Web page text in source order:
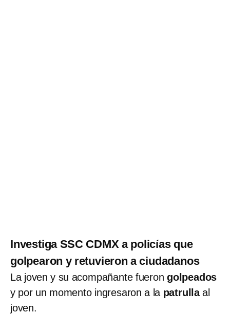
Investiga SSC CDMX a policías que
golpearon y retuvieron a ciudadanos
La joven y su acompañante fueron golpeados
y por un momento ingresaron a la patrullaal
joven.